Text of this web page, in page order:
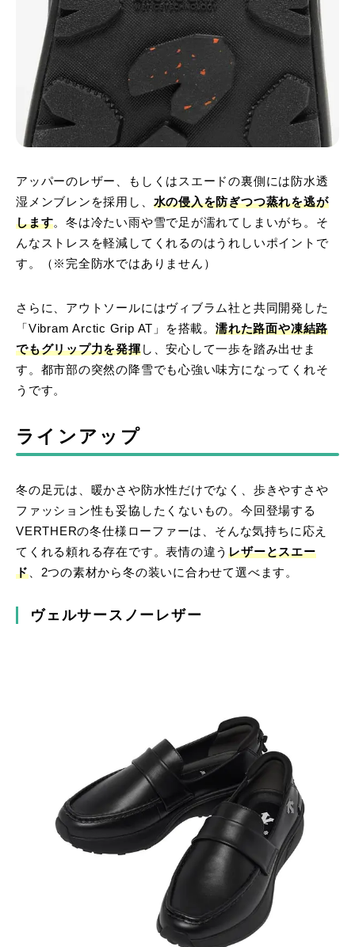
アッパーのレザー、もしくはスエードの裏側には防水透
湿メンブレンを採用し、 水の侵入を防ぎつつ蒸れを逃が
します。冬は冷たい雨や雪で足が濡れてしまいがち。そ
んなストレスを軽減してくれるのはうれしいポイントで
す。（※完全防水ではありません）
さらに、アウトソールにはヴィブラム社と共同開発した
「Vibram Arctic Grip AT」を搭載。濡れた路面や凍結路
でもグリップ力を発揮し、安心して一歩を踏み出せま
す。都市部の突然の降雪でも心強い味方になってくれそ
うです。
ラインアップ
冬の足元は、暖かさや防水性だけでなく、歩きやすさや
ファッション性も妥協したくないもの。今回登場する
VERTHERの冬仕様ローファーは、そんな気持ちに応え
てくれる頼れる存在です。表情の違うレザーとスエー
ド、2つの素材から冬の装いに合わせて選べます。
ヴェルサースノーレザー